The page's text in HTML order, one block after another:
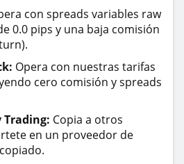
con spreads variables raw
0.0 pips y una baja comisión
Opera con nuestras tarifas
cero comisión y spreads
Trading: Copia a otros
en un proveedor de